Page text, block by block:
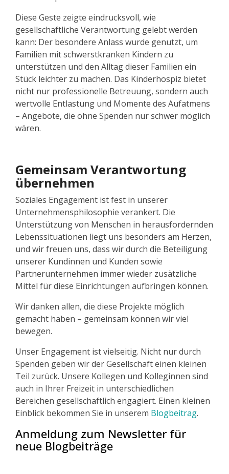
Diese Geste zeigte eindrucksvoll, wie
gesellschaftliche Verantwortung gelebt werden
kann: Der besondere Anlass wurde genutzt, um
Familien mit schwerstkranken Kindern zu
unterstützen und den Alltag dieser Familien ein
Stück leichter zu machen. Das Kinderhospiz bietet
nicht nur professionelle Betreuung, sondern auch
wertvolle Entlastung und Momente des Aufatmens
– Angebote, die ohne Spenden nur schwer möglich
wären.
Gemeinsam Verantwortung
übernehmen
Soziales Engagement ist fest in unserer
Unternehmensphilosophie verankert. Die
Unterstützung von Menschen in herausfordernden
Lebenssituationen liegt uns besonders am Herzen,
und wir freuen uns, dass wir durch die Beteiligung
unserer Kundinnen und Kunden sowie
Partnerunternehmen immer wieder zusätzliche
Mittel für diese Einrichtungen aufbringen können.
Wir danken allen, die diese Projekte möglich
gemacht haben – gemeinsam können wir viel
bewegen.
Unser Engagement ist vielseitig. Nicht nur durch
Spenden geben wir der Gesellschaft einen kleinen
Teil zurück. Unsere Kollegen und Kolleginnen sind
auch in Ihrer Freizeit in unterschiedlichen
Bereichen gesellschaftlich engagiert. Einen kleinen
Einblick bekommen Sie in unserem Blogbeitrag.
Anmeldung zum Newsletter für
neue Blogbeiträge